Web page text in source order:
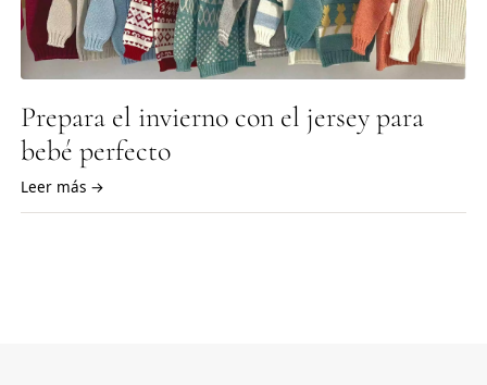
Prepara el invierno con el jersey para
bebé perfecto
Leer más →